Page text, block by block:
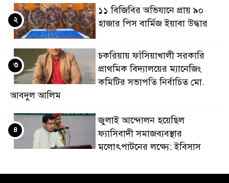
১১ বিজিবির অভিযানে প্রায় ৯০
হাজার পিস বার্মিজ ইয়াবা উদ্ধার
২
চকরিয়ায় ফাঁসিয়াখালী সরকারি
প্রাথমিক বিদ্যালয়ের ম্যানেজিং
কমিটির সভাপতি নির্বাচিত মো.
আবদুল আলিম
৩
জুলাই আন্দোলন হয়েছিল
ফ্যাসিবাদী সমাজব্যবস্থার
মূলোৎপাটনের লক্ষ্যে; ইবিসাস
৪